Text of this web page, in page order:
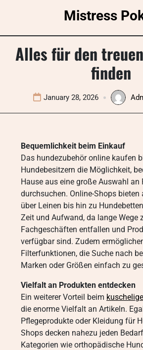
Mistress
Alles für den
finden
January 28, 2026
Bequemlichkeit beim Einkauf
Das hundezubehör online kaufen
Hundebesitzern die Möglichkeit,
Hause aus eine große Auswahl an
durchsuchen. Online-Shops bieten
über Leinen bis hin zu
Zeit und Aufwand, da lange Wege
Fachgeschäften entfallen und
verfügbar sind. Zudem
Filterfunktionen, die Suche nach
Marken oder Größen einfach zu
Vielfalt an Produkten entdecken
Ein weiterer Vorteil beim
die enorme Vielfalt an Artikeln.
Pflegeprodukte oder Kleidung für
Shops decken nahezu jeden
Kategorien wie orthopädische